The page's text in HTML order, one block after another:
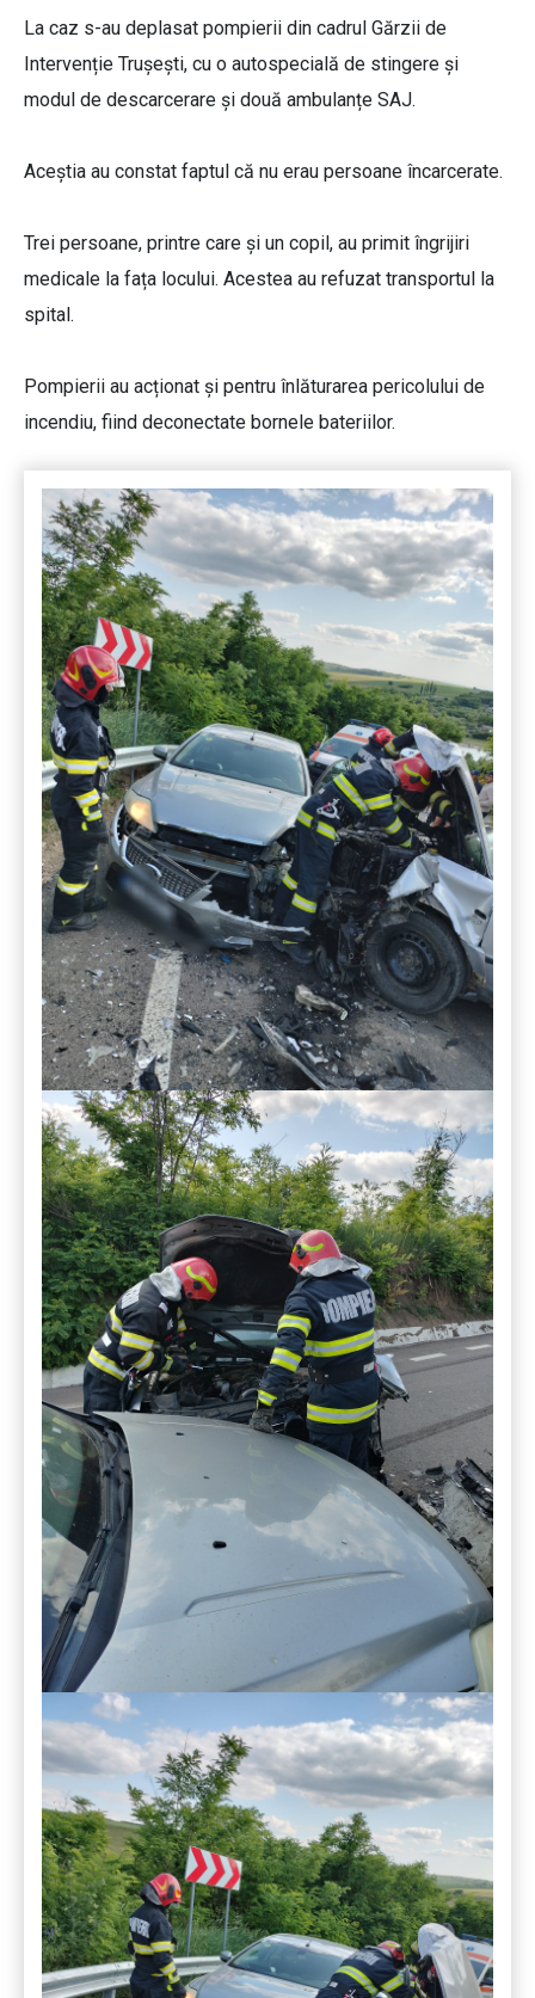
La caz s-au deplasat pompierii din cadrul Gărzii de
Intervenție Trușești, cu o autospecială de stingere și
modul de descarcerare și două ambulanțe SAJ.
Aceștia au constat faptul că nu erau persoane încarcerate.
Trei persoane, printre care și un copil, au primit îngrijiri
medicale la fața locului. Acestea au refuzat transportul la
spital.
Pompierii au acționat și pentru înlăturarea pericolului de
incendiu, fiind deconectate bornele bateriilor.